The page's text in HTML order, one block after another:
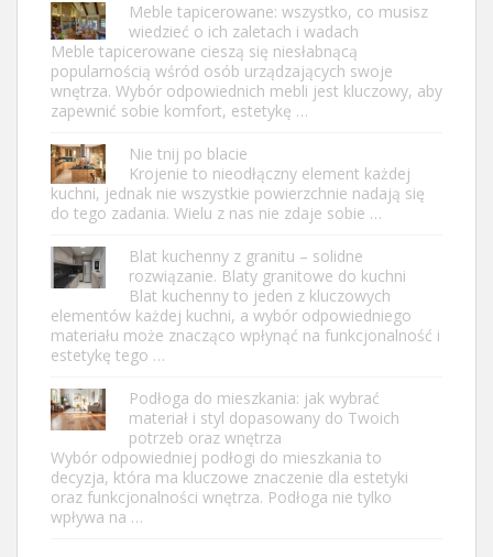
Meble tapicerowane: wszystko, co musisz
wiedzieć o ich zaletach i wadach
Meble tapicerowane cieszą się niesłabnącą
popularnością wśród osób urządzających swoje
wnętrza. Wybór odpowiednich mebli jest kluczowy, aby
zapewnić sobie komfort, estetykę …
Nie tnij po blacie
Krojenie to nieodłączny element każdej
kuchni, jednak nie wszystkie powierzchnie nadają się
do tego zadania. Wielu z nas nie zdaje sobie …
Blat kuchenny z granitu – solidne
rozwiązanie. Blaty granitowe do kuchni
Blat kuchenny to jeden z kluczowych
elementów każdej kuchni, a wybór odpowiedniego
materiału może znacząco wpłynąć na funkcjonalność i
estetykę tego …
Podłoga do mieszkania: jak wybrać
materiał i styl dopasowany do Twoich
potrzeb oraz wnętrza
Wybór odpowiedniej podłogi do mieszkania to
decyzja, która ma kluczowe znaczenie dla estetyki
oraz funkcjonalności wnętrza. Podłoga nie tylko
wpływa na …